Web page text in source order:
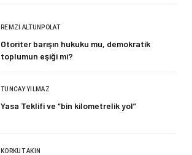
REMZI ALTUNPOLAT
Otoriter barışın hukuku mu, demokratik
toplumun eşiği mi?
TUNCAY YILMAZ
Yasa Teklifi ve “bin kilometrelik yol”
KORKUT AKIN